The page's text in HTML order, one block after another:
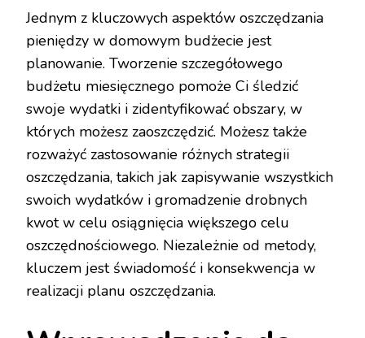
Jednym z kluczowych aspektów oszczędzania
pieniędzy w domowym budżecie jest
planowanie. Tworzenie szczegółowego
budżetu miesięcznego pomoże Ci śledzić
swoje wydatki i zidentyfikować obszary, w
których możesz zaoszczędzić. Możesz także
rozważyć zastosowanie różnych strategii
oszczędzania, takich jak zapisywanie wszystkich
swoich wydatków i gromadzenie drobnych
kwot w celu osiągnięcia większego celu
oszczędnościowego. Niezależnie od metody,
kluczem jest świadomość i konsekwencja w
realizacji planu oszczędzania.